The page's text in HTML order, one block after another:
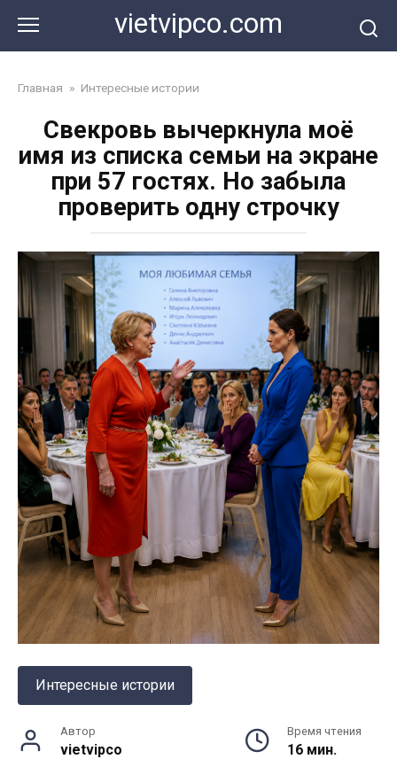
контенту
vietvipco.com
Главная » Интересные истории
Свекровь вычеркнула моё
имя из списка семьи на экране
при 57 гостях. Но забыла
проверить одну строчку
Интересные истории
Автор
vietvipco
Время чтения
16 мин.